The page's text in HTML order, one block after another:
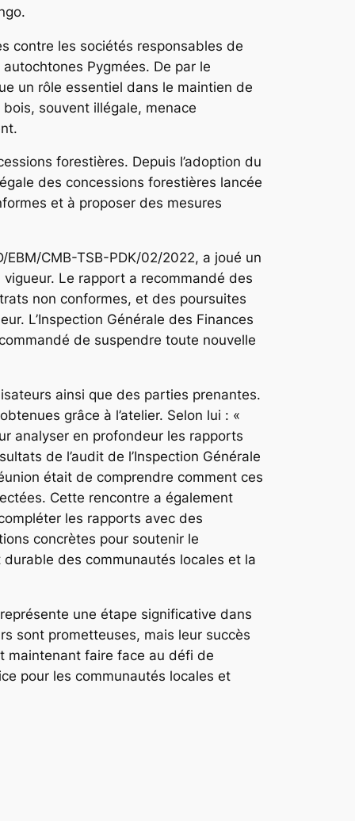
contre les sociétés responsables de
Pygmées. De par le
un rôle essentiel dans le maintien de
souvent illégale, menace
forestières. Depuis l’adoption du
des concessions forestières lancée
et à proposer des mesures
CMB-TSB-PDK/02/2022, a joué un
Le rapport a recommandé des
non conformes, et des poursuites
L’Inspection Générale des Finances
de suspendre toute nouvelle
ainsi que des parties prenantes.
grâce à l’atelier. Selon lui : «
analyser en profondeur les rapports
de l’audit de l’Inspection Générale
était de comprendre comment ces
Cette rencontre a également
les rapports avec des
concrètes pour soutenir le
des communautés locales et la
une étape significative dans
sont prometteuses, mais leur succès
maintenant faire face au défi de
pour les communautés locales et